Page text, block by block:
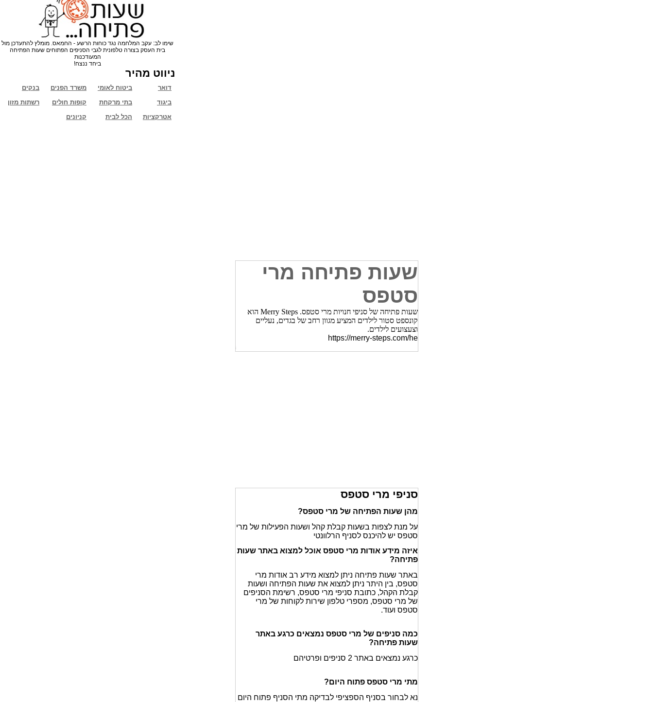
שימו לב: עקב המלחמה נגד כוחות הרשע - החמאס. מומלץ להתעדכן מול
בית העסק בצורה טלפונית לגבי הסניפים הפתוחים שעות הפתיחה
המעודכנות
ביחד ננצח!
ניווט מהיר
בנקים משרד הפנים ביטוח לאומי
דואר
רשתות מזון
קופות חולים בתי מרקחת
ביגוד
קניונים
הכל לבית אטרקציות
שעות פתיחה מרי
סטפס
שעות פתיחה של סניפי חנויות מרי סטפס. Merry Steps הוא
קונספט סטור לילדים המציע מגוון רחב של בגדים, נעליים
וצעצועים לילדים.
https://merry-steps.com/he
סניפי מרי סטפס
מהן שעות הפתיחה של מרי סטפס?
על מנת לצפות בשעות קבלת קהל ושעות הפעילות של מרי
סטפס יש להיכנס לסניף הרלוונטי
איזה מידע אודות מרי סטפס אוכל למצוא באתר שעות
פתיחה?
באתר שעות פתיחה ניתן למצוא מידע רב אודות מרי
סטפס, בין היתר ניתן למצוא את שעות הפתיחה ושעות
קבלת הקהל, כתובת סניפי מרי סטפס, רשימת הסניפים
של מרי סטפס, מספרי טלפון שירות לקוחות של מרי
סטפס ועוד.
כמה סניפים של מרי סטפס נמצאים כרגע באתר
שעות פתיחה?
כרגע נמצאים באתר 2 סניפים ופרטיהם
מתי מרי סטפס פתוח היום?
נא לבחור בסניף הספציפי לבדיקה מתי הסניף פתוח היום